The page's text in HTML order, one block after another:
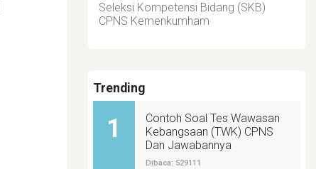
Seleksi Kompetensi Bidang (SKB)
CPNS Kemenkumham
Trending
1
Contoh Soal Tes Wawasan
Kebangsaan (TWK) CPNS
Dan Jawabannya
Dibaca: 529111